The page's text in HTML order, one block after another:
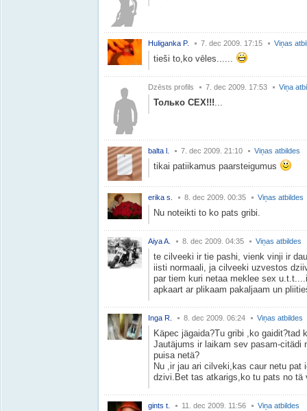
Huliganka P. 7. dec 2009. 17:15 Viņas
tieši to,ko vēles......
Dzēsts profils 7. dec 2009. 17:53 Viņa
Только СЕХ!!!...
balta l. 7. dec 2009. 21:10 Viņas atbildes
tikai patiikamus paarsteigumus
erika s. 8. dec 2009. 00:35 Viņas atbildes
Nu noteikti to ko pats gribi.
Aiya A. 8. dec 2009. 04:35 Viņas atbildes
te cilveeki ir tie pashi, vienk vinji ir
iisti normaali, ja cilveeki uzvestos
par tiem kuri netaa meklee sex
apkaart ar plikaam pakaljaam un
Inga R. 8. dec 2009. 06:24 Viņas atbildes
Käpec jägaida?Tu gribi ,ko
Jautäjums ir laikam sev pasam-citädi
puisa netä?
Nu ,ir jau ari cilveki,kas caur netu pat
dzivi.Bet tas atkarigs,ko tu pats no
gints t. 11. dec 2009. 11:56 Viņa atbildes